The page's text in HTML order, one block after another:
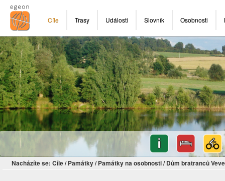
Cíle Trasy Události Slovník Osobnosti
Nacházíte se: Cíle/ Památky/ Památky na osobnosti/ Dům bratranců